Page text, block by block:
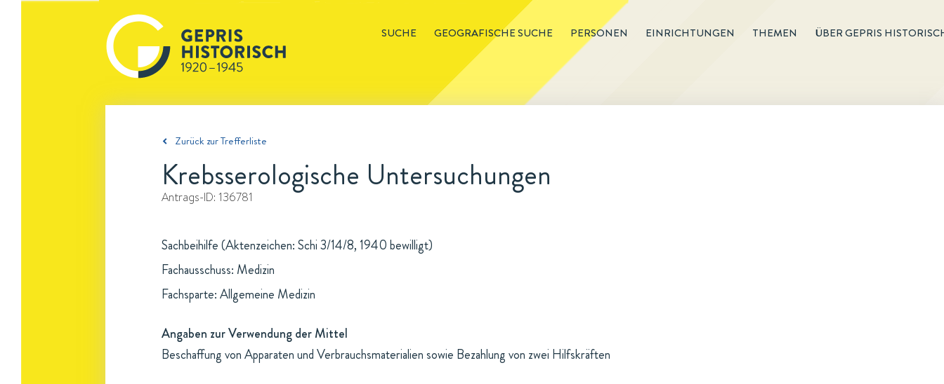
SUCHE GEOGRAFISCHE SUCHE PERSONEN EINRICHTUNGEN THEMEN ÜBER GEPRIS
Zurück zur Trefferliste
Krebsserologische Untersuchungen
Antrags-ID: 136781
Sachbeihilfe (Aktenzeichen: Schi 3/14/8, 1940 bewilligt)
Fachausschuss: Medizin
Fachsparte: Allgemeine Medizin
Angaben zur Verwendung der Mittel
Beschaffung von Apparaten und Verbrauchsmaterialien sowie Bezahlung von zwei Hilfskräften